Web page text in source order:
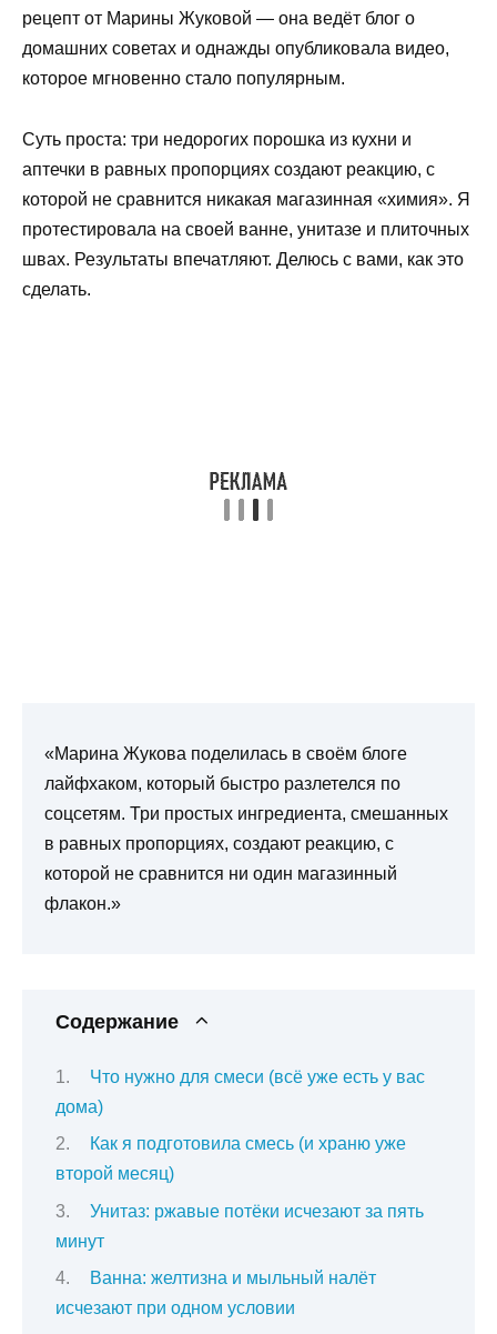
рецепт от Марины Жуковой — она ведёт блог о
домашних советах и однажды опубликовала видео,
которое мгновенно стало популярным.
Суть проста: три недорогих порошка из кухни и
аптечки в равных пропорциях создают реакцию, с
которой не сравнится никакая магазинная «химия». Я
протестировала на своей ванне, унитазе и плиточных
швах. Результаты впечатляют. Делюсь с вами, как это
сделать.
«Марина Жукова поделилась в своём блоге
лайфхаком, который быстро разлетелся по
соцсетям. Три простых ингредиента, смешанных
в равных пропорциях, создают реакцию, с
которой не сравнится ни один магазинный
флакон.»
Содержание
Что нужно для смеси (всё уже есть у вас
дома)
Как я подготовила смесь (и храню уже
второй месяц)
Унитаз: ржавые потёки исчезают за пять
минут
Ванна: желтизна и мыльный налёт
исчезают при одном условии